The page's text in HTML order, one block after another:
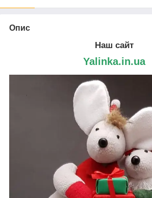
Опис
Наш сайт
Yalinka.in.ua